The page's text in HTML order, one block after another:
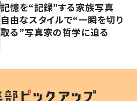
記憶を“記録”する家族写真
自由なスタイルで“一瞬を切り
取る”写真家の哲学に迫る